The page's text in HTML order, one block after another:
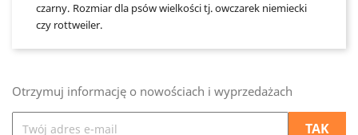
czarny. Rozmiar dla psów wielkości tj. owczarek niemiecki
czy rottweiler.
Otrzymuj informację o nowościach i wyprzedażach